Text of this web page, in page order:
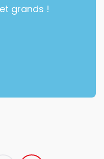
grands !